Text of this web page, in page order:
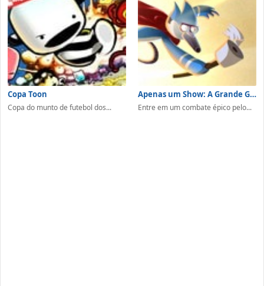
Copa Toon
Copa do munto de futebol dos...
Apenas um Show: A Grande Guerra de Pegadinhas
Entre em um combate épico pelo...